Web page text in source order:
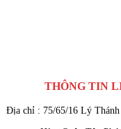
THÔNG TIN
Địa chỉ : 75/65/16 Lý